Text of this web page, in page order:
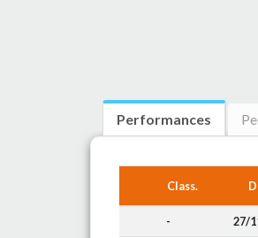
Performances
Class.
- 27/